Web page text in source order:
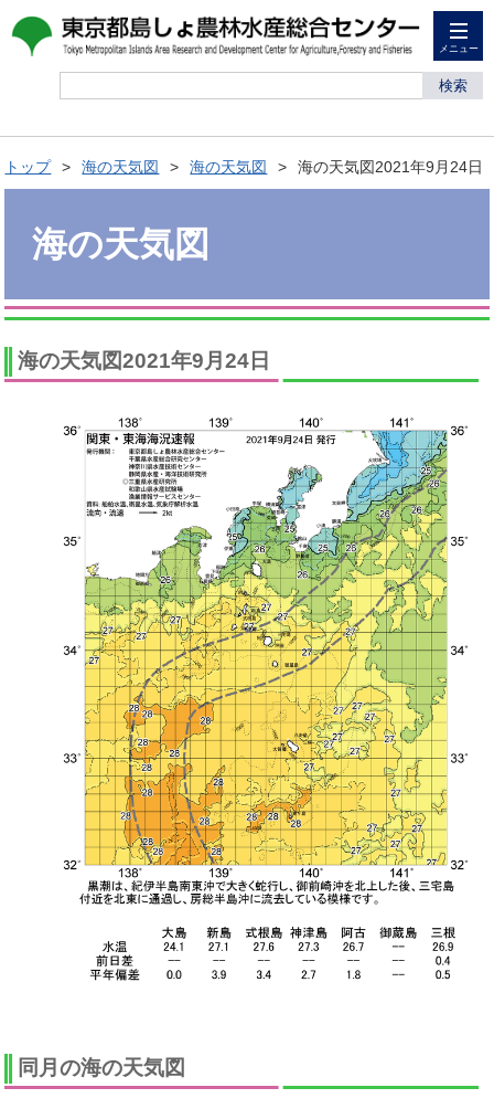
メニュー
検索
トップ 海の天気図 海の天気図 海の天気図2021年9月24日
海の天気図
海の天気図2021年9月24日
同月の海の天気図